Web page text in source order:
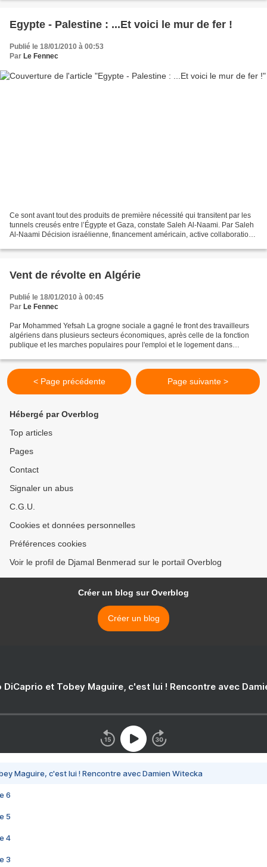
Egypte - Palestine : ...Et voici le mur de fer !
Publié le 18/01/2010 à 00:53
Par Le Fennec
Ce sont avant tout des produits de première nécessité qui transitent par les
tunnels creusés entre l’Égypte et Gaza, constate Saleh Al-Naami. Par Saleh
Al-Naami Décision israélienne, financement américain, active collaboration
Vent de révolte en Algérie
Publié le 18/01/2010 à 00:45
Par Le Fennec
Par Mohammed Yefsah La grogne sociale a gagné le front des travailleurs
algériens dans plusieurs secteurs économiques, après celle de la fonction
publique et les marches populaires pour l'emploi et le logement dans
< Page précédente Page suivante >
Hébergé par Overblog
Top articles
Pages
Contact
Signaler un abus
C.G.U.
Cookies et données personnelles
Préférences cookies
Voir le profil de Djamal Benmerad sur le portail Overblog
Créer un blog sur Overblog
Créer un blog
DiCaprio et Tobey Maguire, c'est lui ! Rencontre avec
Maguire, c'est lui ! Rencontre avec Damien Witecka
6
5
4
3